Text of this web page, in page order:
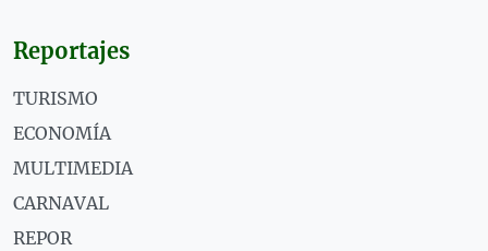
Reportajes
TURISMO
ECONOMÍA
MULTIMEDIA
CARNAVAL
REPOR